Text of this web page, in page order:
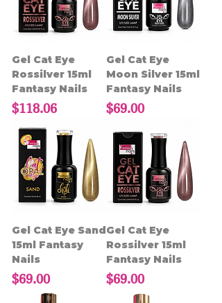
Gel Cat Eye
Rossilver 15ml
Fantasy Nails
Precio
$118.06
Gel Cat Eye
Moon Silver 15ml
Fantasy Nails
Precio
$69.00
Gel Cat Eye Sand
15ml Fantasy
Nails
Precio
$69.00
Gel Cat Eye
Rossilver 15ml
Fantasy Nails
Precio
$69.00